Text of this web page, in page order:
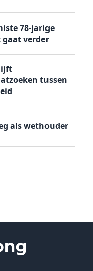
78-jarige
verder
tussen
als wethouder